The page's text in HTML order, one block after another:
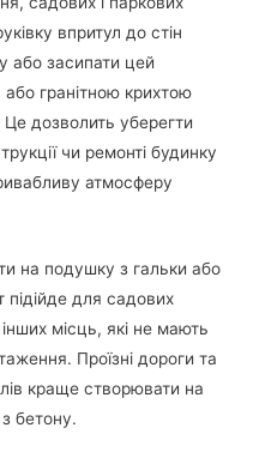
впритул до стін
або засипати цей
гранітною крихтою
Це дозволить уберегти
чи ремонті будинку
атмосферу
на подушку з гальки або
для садових
місць, які не мають
Проїзні дороги та
краще створювати на
з бетону.